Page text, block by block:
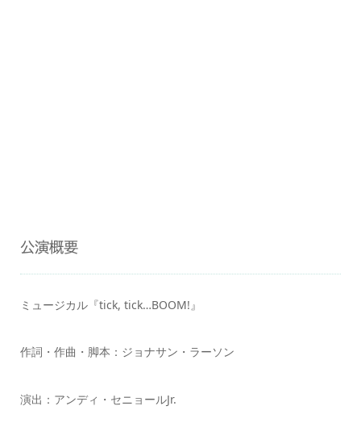
公演概要
ミュージカル『tick, tick…BOOM!』
作詞・作曲・脚本：ジョナサン・ラーソン
演出：アンディ・セニョールJr.